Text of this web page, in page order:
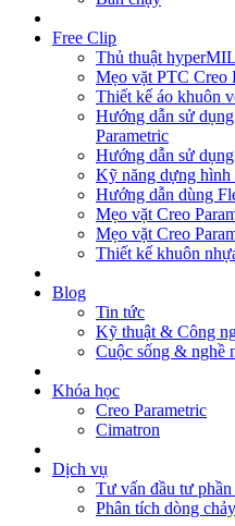
Free Clip
Thủ thuật
Mẹo vặt PTC Creo
Thiết kế áo khuôn
Hướng dẫn sử
Parametric
Hướng dẫn sử
Kỹ năng dựng hình
Hướng dẫn dùng
Mẹo vặt Creo
Mẹo vặt Creo
Thiết kế khuôn
Blog
Tin tức
Kỹ thuật & Công
Cuộc sống & nghề
Khóa học
Creo Parametric
Cimatron
Dịch vụ
Tư vấn đầu tư phần
Phân tích dòng